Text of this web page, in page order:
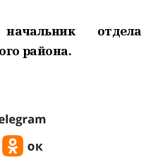
отдела
района.